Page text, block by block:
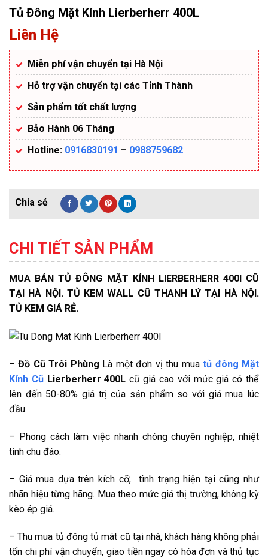
Tủ Đông Mặt Kính Lierberherr 400L
Liên Hệ
Miễn phí vận chuyển tại Hà Nội
Hỗ trợ vận chuyển tại các Tỉnh Thành
Sản phẩm tốt chất lượng
Bảo Hành 06 Tháng
Hotline: 0916830191 – 0988759682
CHI TIẾT SẢN PHẨM
MUA BÁN TỦ ĐÔNG MẶT KÍNH LIERBERHERR 400l CŨ
TẠI HÀ NỘI. TỦ KEM WALL CŨ THANH LÝ TẠI HÀ NỘI.
TỦ KEM GIÁ RẺ.
–Đồ Cũ Trôi Phùng Là một đơn vị thu muatủ đông Mặt
Kính Cũ Lierberherr 400L cũ giá cao với mức giá có thể
lên đến 50-80% giá trị của sản phẩm so với giá mua lúc
đầu.
– Phong cách làm việc nhanh chóng chuyên nghiệp, nhiệt
tình chu đáo.
– Giá mua dựa trên kích cỡ, tình trạng hiện tại cũng như
nhãn hiệu từng hãng. Mua theo mức giá thị trường, không kỳ
kèo ép giá.
– Thu mua tủ đông tủ mát cũ tại nhà, khách hàng không phải
tốn chi phí vận chuyển, giao tiền ngay có hóa đơn và thủ tục